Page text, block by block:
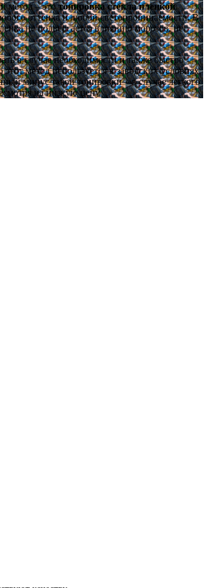
метод – этотонировка стекла пленкой.
оттенка и любой светопроницаемости. В
не подвергается влиянию морозов, не
в случае необходимости и также быстро
метод используется в заводских условиях,
минус такой тонировки – в случае легкого
на низкую цену.